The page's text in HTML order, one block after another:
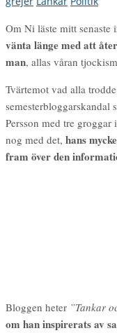
Om Ni läste mitt senaste
vänta länge med att
man, allas våran
Tvärtemot vad alla
semesterbloggarskandal
Persson med tre
nog med det, hans
fram över den
Bloggen heter ”Tankar
om han inspirerats av